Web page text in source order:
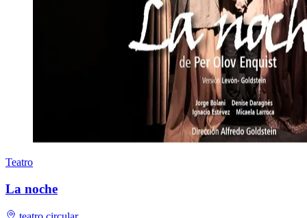
Teatro
La noche